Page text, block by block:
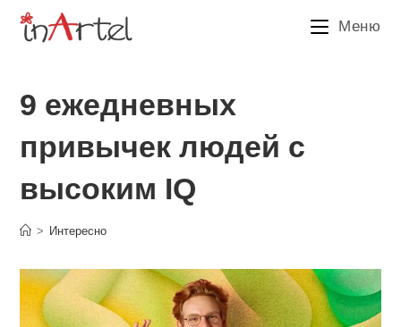
Перейти
Меню
9 ежедневных
привычек людей с
высоким IQ
> Интересно